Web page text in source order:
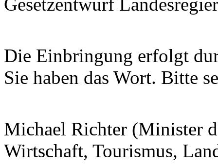
Die Einbringung erfolgt
Sie haben das Wort. Bitte
Michael Richter (Minister
Wirtschaft, Tourismus,